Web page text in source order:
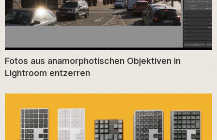
Fotos aus anamorphotischen Objektiven in
Lightroom entzerren